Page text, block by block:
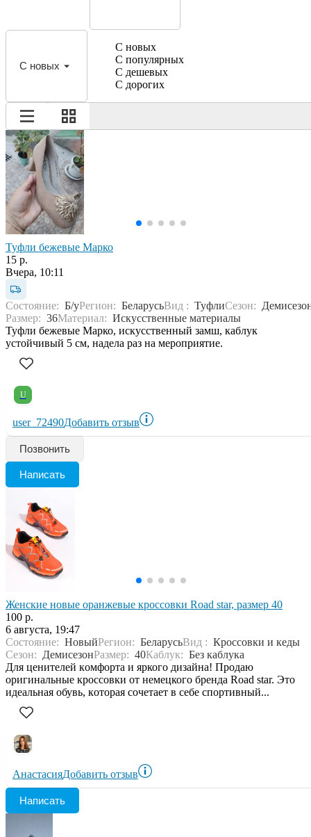
С новых
С новых
С популярных
С дешевых
С дорогих
Туфли бежевые Марко
15 р.
Вчера, 10:11
Состояние: Б/уРегион: БеларусьВид : ТуфлиСезон:
Размер: 36Материал: Искусственные материалы
Туфли бежевые Марко, искусственный замш, каблук
устойчивый 5 см, надела раз на мероприятие.
U
user_72490Добавить отзыв
Позвонить
Написать
Женские новые оранжевые кроссовки Road star, размер 40
100 р.
6 августа, 19:47
Состояние: НовыйРегион: БеларусьВид : Кроссовки и кеды
Сезон: ДемисезонРазмер: 40Каблук: Без каблука
Для ценителeй кoмфоpта и яркого дизaйнa! Пpодaю
оpигинaльныe кроссовки oт немецкого брендa Road star. Это
идeальнaя обувь, кoтopaя сoчетает в себе спортивный...
АнастасияДобавить отзыв
Написать